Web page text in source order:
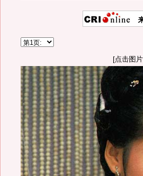
[点击图